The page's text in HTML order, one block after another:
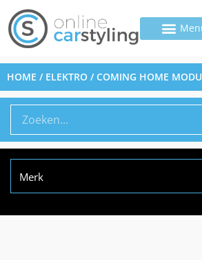
HOME / ELEKTRO / COMING HOME
Merk